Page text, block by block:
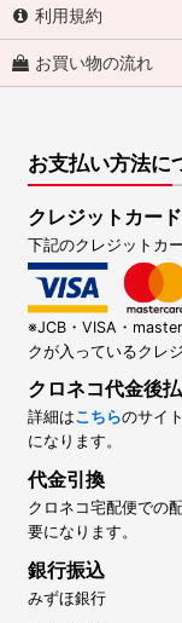
利用規約
お買い物の流れ
お支払い方法に
クレジットカード
下記のクレジットカ
※JCB・VISA・
クが入っているクレ
クロネコ代金後
詳細はこちらのサイ
になります。
代金引換
クロネコ宅配便での
要になります。
銀行振込
みずほ銀行